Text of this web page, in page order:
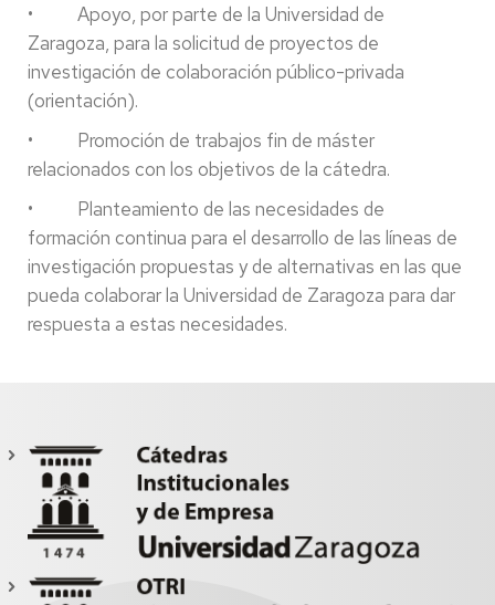
• Apoyo, por parte de la Universidad de
Zaragoza, para la solicitud de proyectos de
investigación de colaboración público-privada
(orientación).
• Promoción de trabajos fin de máster
relacionados con los objetivos de la cátedra.
• Planteamiento de las necesidades de
formación continua para el desarrollo de las líneas de
investigación propuestas y de alternativas en las que
pueda colaborar la Universidad de Zaragoza para dar
respuesta a estas necesidades.